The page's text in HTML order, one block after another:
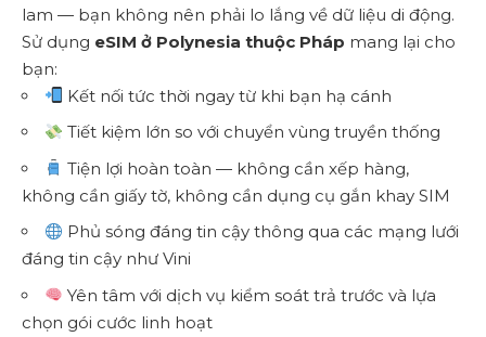
lam — bạn không nên phải lo lắng về dữ liệu di động.
Sử dụng eSIM ở Polynesia thuộc Pháp mang lại cho
bạn:
Kết nối tức thời ngay từ khi bạn hạ cánh
Tiết kiệm lớn so với chuyển vùng truyền thống
Tiện lợi hoàn toàn — không cần xếp hàng,
không cần giấy tờ, không cần dụng cụ gắn khay SIM
Phủ sóng đáng tin cậy thông qua các mạng lưới
đáng tin cậy như Vini
Yên tâm với dịch vụ kiểm soát trả trước và lựa
chọn gói cước linh hoạt